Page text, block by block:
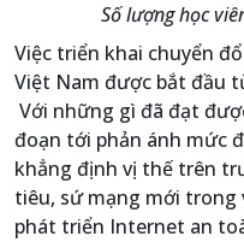
Số lượng học
Việc triển khai chuyển
Việt Nam được bắt đầu
Với những gì đã đạt
đoạn tới phản ánh mức
khẳng định vị thế trên
tiêu, sứ mạng mới trong
phát triển Internet an